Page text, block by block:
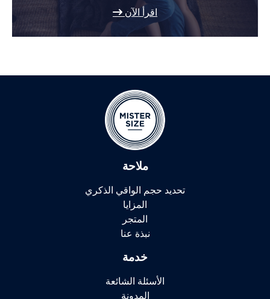
اقرأ الآن
ملاحة
تحديد حجم الواقي الذكري
المزايا
المتجر
نبذة عنا
خدمة
الأسئلة الشائعة
المدونة